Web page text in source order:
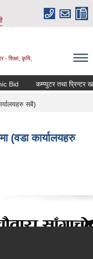
- शिक्षा, कृषि,
कम्प्युटर तथा प्रिन्टर
सबै)
(वडा कार्यालयहरु